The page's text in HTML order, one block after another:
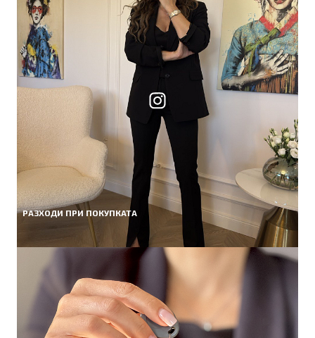
РАЗХОДИ ПРИ ПОКУПКАТА